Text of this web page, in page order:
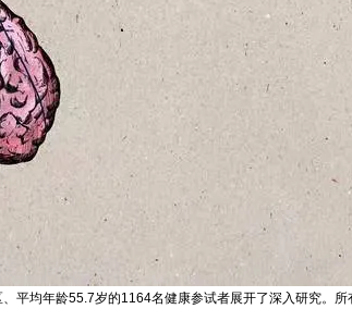
平均年龄55.7岁的1164名健康参试者展开了深入研究